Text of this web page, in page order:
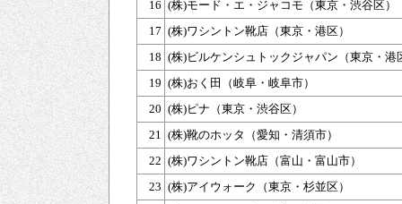
16 (株)モード・エ・ジャコモ（東京・渋谷区）
17 (株)ワシントン靴店（東京・港区）
18 (株)ビルケンシュトックジャパン（東京・港
19 (株)おく田（岐阜・岐阜市）
20 (株)ピナ（東京・渋谷区）
21
(株)靴のホッタ（愛知・清須市）
22 (株)ワシントン靴店（富山・富山市）
23 (株)アイウォーク（東京・杉並区）